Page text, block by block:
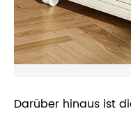
Darüber hinaus ist